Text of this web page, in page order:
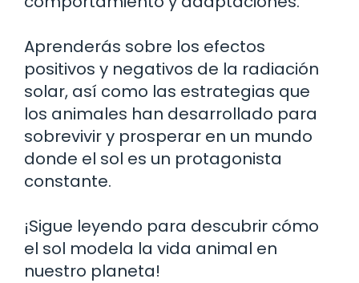
Aprenderás sobre los efectos
positivos y negativos de la radiación
solar, así como las estrategias que
los animales han desarrollado para
sobrevivir y prosperar en un mundo
donde el sol es un protagonista
constante.
¡Sigue leyendo para descubrir cómo
el sol modela la vida animal en
nuestro planeta!